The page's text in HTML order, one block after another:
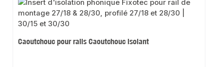
Caoutchouc pour rails Caoutchouc isolant